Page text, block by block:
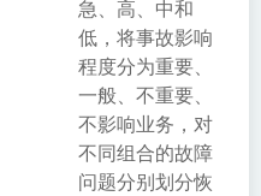
急、高、中和
低，将事故影响
程度分为重要、
一般、不重要、
不影响业务，对
不同组合的故障
问题分别划分恢